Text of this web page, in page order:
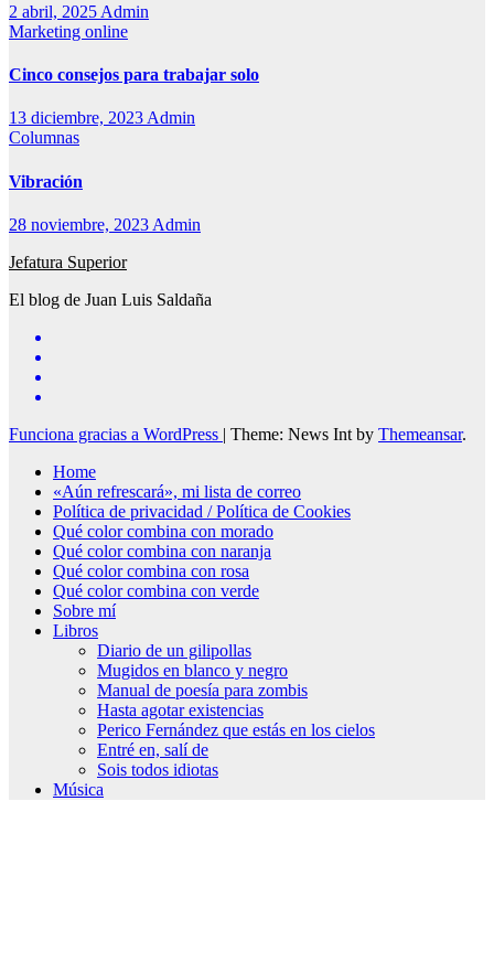
2 abril, 2025 Admin
Marketing online
Cinco consejos para trabajar solo
13 diciembre, 2023 Admin
Columnas
Vibración
28 noviembre, 2023 Admin
Jefatura Superior
El blog de Juan Luis Saldaña
Funciona gracias a WordPress | Theme: News Int by Themeansar.
Home
«Aún refrescará», mi lista de correo
Política de privacidad / Política de Cookies
Qué color combina con morado
Qué color combina con naranja
Qué color combina con rosa
Qué color combina con verde
Sobre mí
Libros
Diario de un gilipollas
Mugidos en blanco y negro
Manual de poesía para zombis
Hasta agotar existencias
Perico Fernández que estás en los cielos
Entré en, salí de
Sois todos idiotas
Música